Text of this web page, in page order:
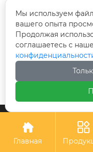
металлообработки:
системы.
Предыдущий

Главная

Мы используем
вашего опыта
Продолжая
соглашаетесь с